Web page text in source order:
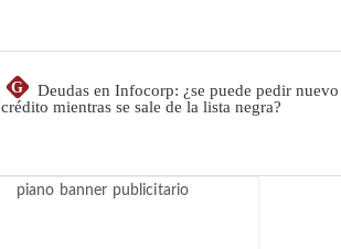
G
Deudas en Infocorp: ¿se puede pedir nuevo
crédito mientras se sale de la lista negra?